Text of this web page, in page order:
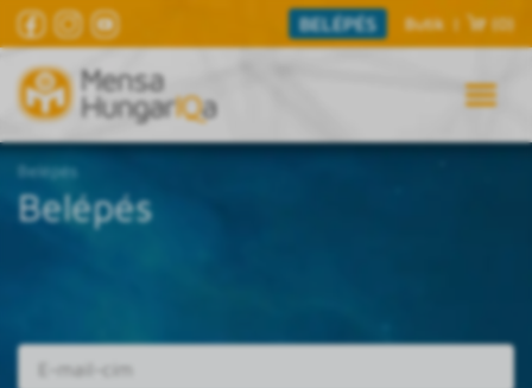
BELÉPÉS Butik | (0)
Belépés
Belépés